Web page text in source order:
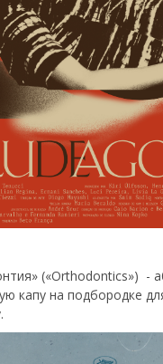
(«Orthodontics») -
капу на подбородке